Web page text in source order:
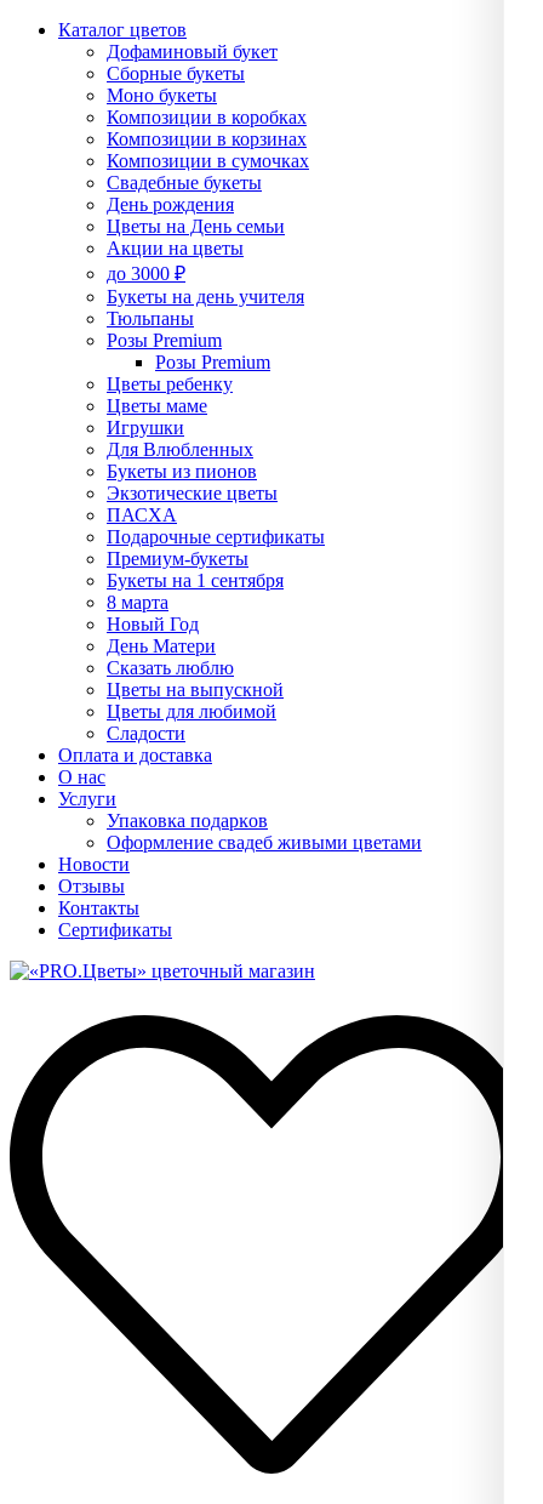
Каталог цветов
Дофаминовый букет
Сборные букеты
Моно букеты
Композиции в коробках
Композиции в корзинах
Композиции в сумочках
Свадебные букеты
День рождения
Цветы на День семьи
Акции на цветы
до 3000 ₽
Букеты на день учителя
Тюльпаны
Розы Premium
Розы Premium
Цветы ребенку
Цветы маме
Игрушки
Для Влюбленных
Букеты из пионов
Экзотические цветы
ПАСХА
Подарочные сертификаты
Премиум-букеты
Букеты на 1 сентября
8 марта
Новый Год
День Матери
Сказать люблю
Цветы на выпускной
Цветы для любимой
Сладости
Оплата и доставка
О нас
Услуги
Упаĸовĸа подарĸов
Оформление свадеб живыми цветами
Новости
Отзывы
Контакты
Сертификаты